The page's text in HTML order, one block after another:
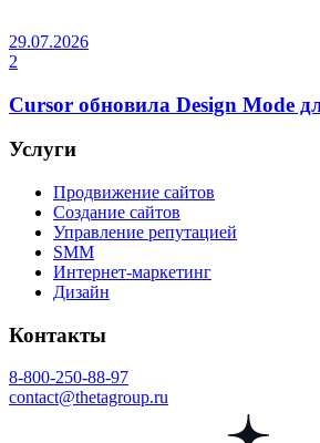
29.07.2026
2
Cursor обновила Design Mode
Услуги
Продвижение сайтов
Создание сайтов
Управление репутацией
SMM
Интернет-маркетинг
Дизайн
Контакты
8-800-250-88-97
contact@thetagroup.ru